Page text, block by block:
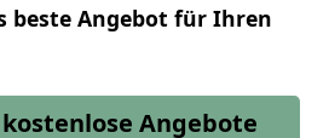
beste Angebot für Ihren
Angebote